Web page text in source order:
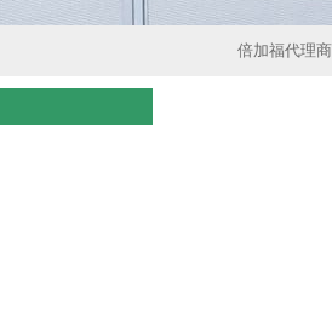
倍加福代理商